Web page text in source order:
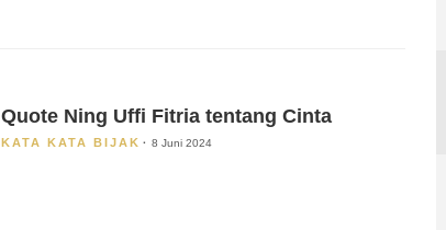
Quote Ning Uffi Fitria tentang Cinta
KATA KATA BIJAK 8 Juni 2024